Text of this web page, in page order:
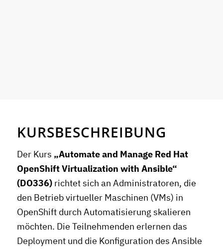
KURSBESCHREIBUNG
Der Kurs „Automate and Manage Red Hat
OpenShift Virtualization with Ansible“
(DO336)richtet sich an Administratoren, die
den Betrieb virtueller Maschinen (VMs) in
OpenShift durch Automatisierung skalieren
möchten. Die Teilnehmenden erlernen das
Deployment und die Konfiguration des Ansible